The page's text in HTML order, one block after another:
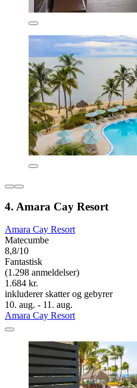
4. Amara Cay Resort
Amara Cay Resort
Matecumbe
8,8/10
Fantastisk
(1.298 anmeldelser)
1.684 kr.
inkluderer skatter og gebyrer
10. aug. - 11. aug.
Amara Cay Resort